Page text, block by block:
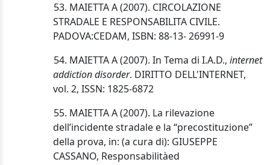
53. MAIETTA A (2007). CIRCOLAZIONE
STRADALE E RESPONSABILITA CIVILE.
PADOVA:CEDAM, ISBN: 88-13- 26991-9
54. MAIETTA A (2007). In Tema di I.A.D., internet
addiction disorder. DIRITTO DELL'INTERNET,
vol. 2, ISSN: 1825-6872
55. MAIETTA A (2007). La rilevazione
dell’incidente stradale e la “precostituzione”
della prova, in: (a cura di): GIUSEPPE
CASSANO, Responsabilitàed